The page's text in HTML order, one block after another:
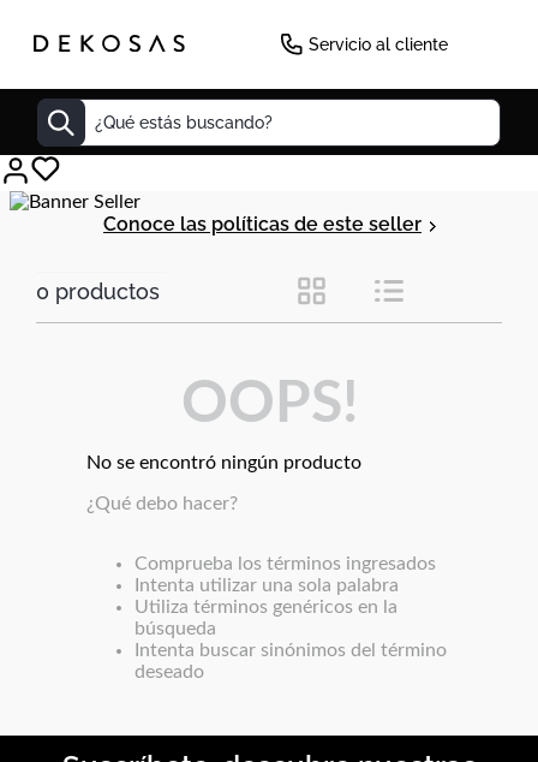
Servicio al cliente
¿Qué estás buscando?
Conoce las políticas de este seller
0 productos
OOPS!
No se encontró ningún producto
¿Qué debo hacer?
Comprueba los términos ingresados
Intenta utilizar una sola palabra
Utiliza términos genéricos en la
búsqueda
Intenta buscar sinónimos del término
deseado
Cuadros
Tapete